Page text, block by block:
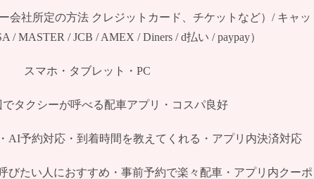
会社所定の方法 クレジットカード、チケットなど）/ キャッ
/ MASTER / JCB / AMEX / Diners / d払い / paypay）
スマホ・タブレット・PC
タクシーが呼べる配車アプリ・コスパ良好
AI予約対応・到着時間を教えてくれる・アプリ内決済対応
びたい人におすすめ・事前予約で楽々配車・アプリ内クーポ